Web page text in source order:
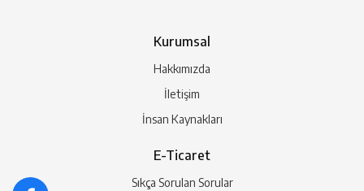
Kurumsal
Hakkımızda
İletişim
İnsan Kaynakları
E-Ticaret
Sıkça Sorulan Sorular